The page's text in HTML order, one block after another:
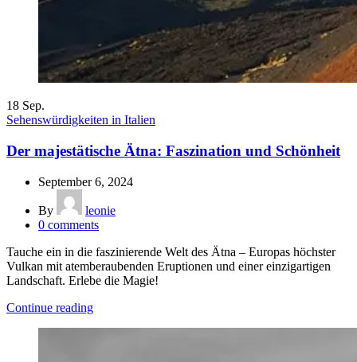
18 Sep.
Sehenswürdigkeiten in Italien
Der majestätische Ätna: Faszination und Schönheit
September 6, 2024
By
leonie
0 comments
Tauche ein in die faszinierende Welt des Ätna – Europas höchster
Vulkan mit atemberaubenden Eruptionen und einer einzigartigen
Landschaft. Erlebe die Magie!
Continue reading